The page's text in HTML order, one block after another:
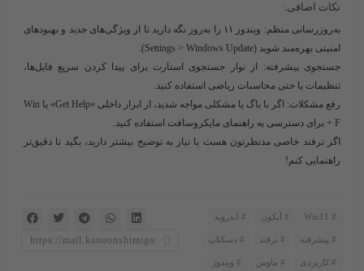
نکات اضافی:
به‌روزرسانی منظم:
ویندوز ۱۱ را به‌روز نگه دارید تا از ویژگی‌های جدید و بهبودهای
امنیتی بهره‌مند شوید (Settings > Windows Update).
جستجوی پیشرفته: از نوار جستجوی استارت برای پیدا کردن سریع فایل‌ها،
تنظیمات یا حتی محاسبات ریاضی استفاده کنید.
رفع مشکلات:
اگر با باگ یا مشکلی مواجه شدید، از ابزار داخلی «Get Help» یا Win
+ F برای دسترسی به راهنمای مایکروسافت استفاده کنید.
اگر ترفند خاصی مدنظرتون هست یا نیاز به توضیح بیشتر دارید، بگید تا دقیق‌تر
راهنمایی کنم!
Win11 آیکون اندروید
پیشرفته ترفند دسکتاپ
کاربردی ماوس ویندوز